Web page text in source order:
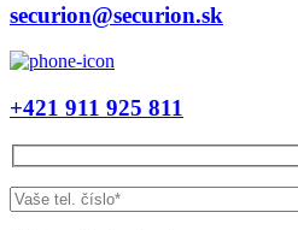
securion@securion.sk
+421 911 925 811